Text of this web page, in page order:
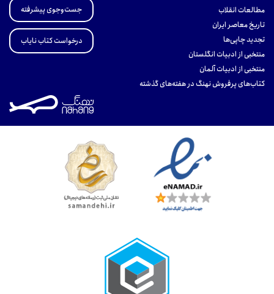
مطالعات انقلاب
تاریخ معاصر ایران
تجدید چاپی‌ها
منتخبی از ادبیات انگلستان
منتخبی از ادبیات آلمان
کتاب‌های پرفروش نهنگ در هفته‌های گذشته
جست‌وجوی پیشرفته
درخواست کتاب نایاب